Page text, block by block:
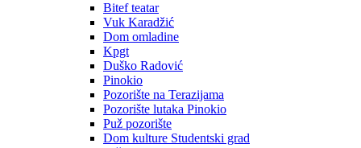
Bitef teatar
Vuk Karadžić
Dom omladine
Kpgt
Duško Radović
Pinokio
Pozorište na Terazijama
Pozorište lutaka Pinokio
Puž pozorište
Dom kulture Studentski grad